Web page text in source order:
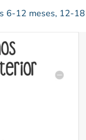
6-12 meses, 12-18